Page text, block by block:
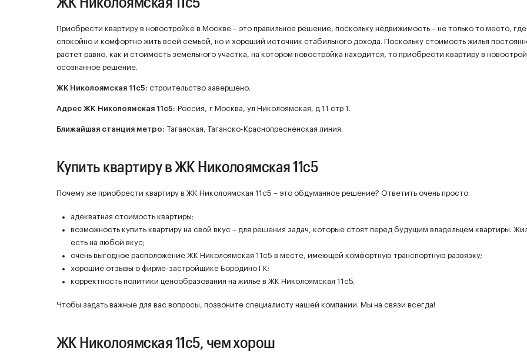
Приобрести квартиру в новостройке в Москве – это правильное решение, поскольку недвижимость – не только то место,
спокойно и комфортно жить всей семьей, но и хороший источник стабильного дохода. Поскольку стоимость жилья
растет равно, как и стоимость земельного участка, на котором новостройка находится, то приобрести квартиру в
осознанное решение.
ЖК Николоямская 11с5: строительство завершено.
Адрес ЖК Николоямская 11с5: Россия, г Москва, ул Николоямская, д 11 стр 1.
Ближайшая станция метро: Таганская, Таганско-Краснопресненская линия.
Купить квартиру в ЖК Николоямская 11с5
Почему же приобрести квартиру в ЖК Николоямская 11с5 – это обдуманное решение? Ответить очень просто:
адекватная стоимость квартиры;
возможность купить квартиру на свой вкус – для решения задач, которые стоят перед будущим владельцем квартиры.
есть на любой вкус;
очень выгодное расположение ЖК Николоямская 11с5 в месте, имеющей комфортную транспортную развязку;
хорошие отзывы о фирме-застройщике Бородино ГК;
корректность политики ценообразования на жилье в ЖК Николоямская 11с5.
Чтобы задать важные для вас вопросы, позвоните специалисту нашей компании. Мы на связи всегда!
ЖК Николоямская 11с5, чем хорош